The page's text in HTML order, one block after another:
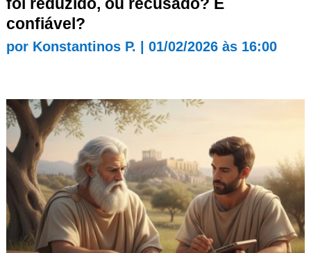
confiável?
por Konstantinos P. 01/02/2026 às 16:00